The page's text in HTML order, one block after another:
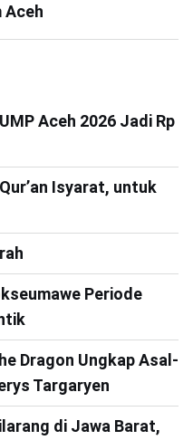
Aceh
Aceh 2026 Jadi Rp
Isyarat, untuk
Periode
Dragon Ungkap Asal-
Targaryen
di Jawa Barat,